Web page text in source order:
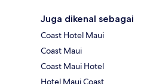
Juga dikenal sebagai
Coast Hotel Maui
Coast Maui
Coast Maui Hotel
Hotel Maui Coast